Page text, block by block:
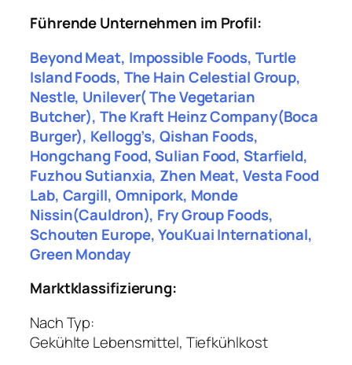
Führende Unternehmen im Profil:
Beyond Meat, Impossible Foods, Turtle
Island Foods, The Hain Celestial Group,
Nestle, Unilever( The Vegetarian
Butcher), The Kraft Heinz Company(Boca
Burger), Kellogg’s, Qishan Foods,
Hongchang Food, Sulian Food, Starfield,
Fuzhou Sutianxia, Zhen Meat, Vesta Food
Lab, Cargill, Omnipork, Monde
Nissin(Cauldron), Fry Group Foods,
Schouten Europe, YouKuai International,
Green Monday
Marktklassifizierung:
Nach Typ:
Gekühlte Lebensmittel, Tiefkühlkost